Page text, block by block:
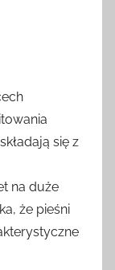
się z
na duże
że pieśni